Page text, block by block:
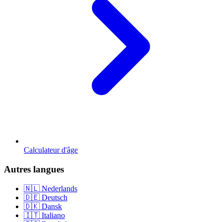
Calculateur d'âge
Autres langues
🇳🇱 Nederlands
🇩🇪 Deutsch
🇩🇰 Dansk
🇮🇹 Italiano